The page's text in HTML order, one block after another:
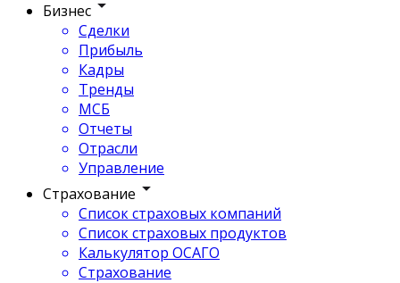
Бизнес
Сделки
Прибыль
Кадры
Тренды
МСБ
Отчеты
Отрасли
Управление
Страхование
Список страховых компаний
Список страховых продуктов
Калькулятор ОСАГО
Страхование